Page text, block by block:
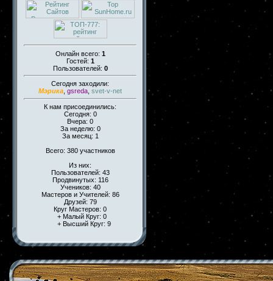
Онлайн всего: 1
Гостей: 1
Пользователей: 0
Сегодня заходили:
Мэрика gsreda svet-v-net
К нам присоединились:
Сегодня: 0
Вчера: 0
За неделю: 0
За месяц: 1
Всего: 380 участников
Из них:
Пользователей: 43
Продвинутых: 116
Учеников: 40
Мастеров и Учителей: 86
Друзей: 79
Круг Мастеров: 0
+ Малый Круг: 0
+ Высший Круг: 9